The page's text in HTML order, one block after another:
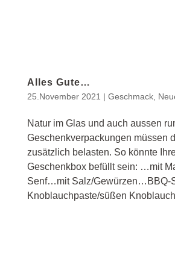
Alles Gute…
25.November 2021 | Geschmack,
Natur im Glas und auch aussen
Geschenkverpackungen müssen
zusätzlich belasten. So könnte
Geschenkbox befüllt sein: …mit
Senf…mit Salz/Gewürzen…BBQ-
Knoblauchpaste/süßen